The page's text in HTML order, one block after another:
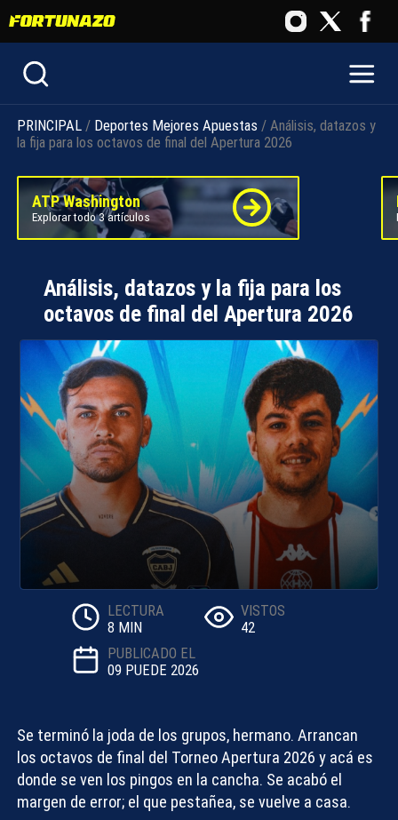
PRINCIPAL / Deportes Mejores Apuestas / Análisis, datazos y
la fija para los octavos de final del Apertura 2026
ATP Washington
Explorar todo 3 artículos
Análisis, datazos y la fija para los
octavos de final del Apertura 2026
LECTURA
8 MIN
VISTOS
42
PUBLICADO EL
09 PUEDE 2026
Se terminó la joda de los grupos, hermano. Arrancan
los octavos de final del Torneo Apertura 2026 y acá es
donde se ven los pingos en la cancha. Se acabó el
margen de error; el que pestañea, se vuelve a casa.